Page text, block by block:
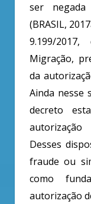
ser
(BRASIL,
9.199/
Migração,
da
Ainda nesse
decreto
Desses
fraude ou
como
autorização